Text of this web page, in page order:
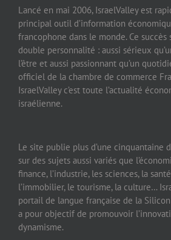
Lancé en mai 2006, IsraelValley est
principal outil d’information
francophone dans le monde. Ce succès
double personnalité : aussi sérieux
l’être et aussi passionnant qu’un
officiel de la chambre de commerce
IsraelValley c’est toute l’actualité
israélienne.
Le site publie plus d’une cinquantaine
sur des sujets aussi variés que
finance, l’industrie, les sciences, la
l’immobilier, le tourisme, la culture…
portail de langue française de la
a pour objectif de promouvoir
dynamisme.